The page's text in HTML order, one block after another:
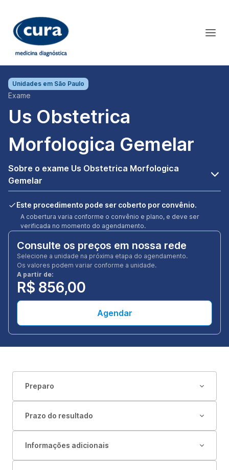
Unidades em São Paulo
Exame
Us Obstetrica
Morfologica Gemelar
Sobre o exame Us Obstetrica Morfologica
Gemelar
Este procedimento pode ser coberto por convênio.
A cobertura varia conforme o convênio e plano, e deve ser
verificada no momento do agendamento.
Consulte os preços em nossa rede
Selecione a unidade na próxima etapa do agendamento.
Os valores podem variar conforme a unidade.
A partir de:
R$ 856,00
Agendar
Preparo
Prazo do resultado
Informações adicionais